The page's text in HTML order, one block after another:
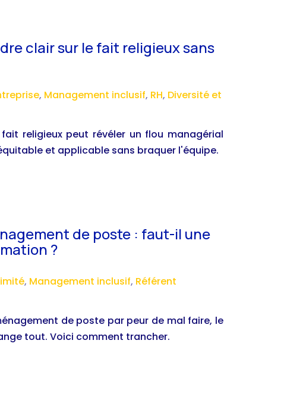
clair sur le fait religieux sans
, Management inclusif, RH, Diversité et
religieux peut révéler un flou managérial
et applicable sans braquer l'équipe.
de poste : faut-il une
?
, Management inclusif, Référent
de poste par peur de mal faire, le
tout. Voici comment trancher.